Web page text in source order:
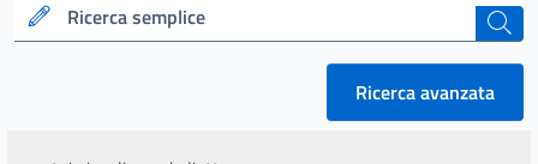
Ricerca semplice cerca
Ricerca avanzata